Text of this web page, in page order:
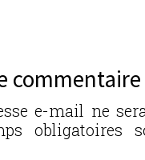
n
er
commentaire
e-mail ne
obligatoires